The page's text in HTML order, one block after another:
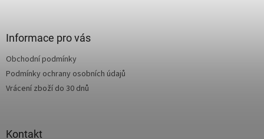
Informace pro vás
Obchodní podmínky
Podmínky ochrany osobních údajů
Vrácení zboží do 30 dnů
Kontakt